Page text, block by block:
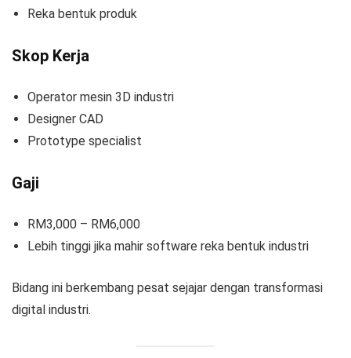
Reka bentuk produk
Skop Kerja
Operator mesin 3D industri
Designer CAD
Prototype specialist
Gaji
RM3,000 – RM6,000
Lebih tinggi jika mahir software reka bentuk industri
Bidang ini berkembang pesat sejajar dengan transformasi
digital industri.